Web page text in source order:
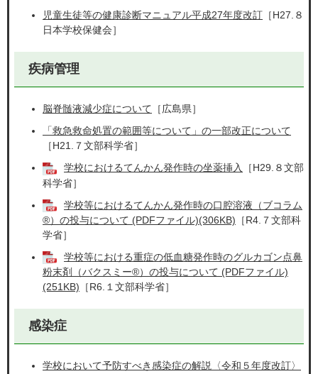
児童生徒等の健康診断マニュアル平成27年度改訂 ［H27.８
日本学校保健会］
疾病管理
脳脊髄液減少症について ［広島県］
「救急救命処置の範囲等について」の一部改正について
［H21.７文部科学省］
学校におけるてんかん発作時の坐薬挿入
［H29.８文部
科学省］
学校等におけるてんかん発作時の口腔溶液（ブコラム
®）の投与について (PDFファイル)(306KB) ［R4.７文部科
学省］
学校等における重症の低血糖発作時のグルカゴン点鼻
粉末剤（バクスミー®）の投与について (PDFファイル)
(251KB) ［R6.１文部科学省］
感染症
学校において予防すべき感染症の解説〈令和５年度改訂〉